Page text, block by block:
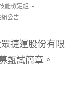
能檢定組
公告
捷運股份有限
甄試簡章。